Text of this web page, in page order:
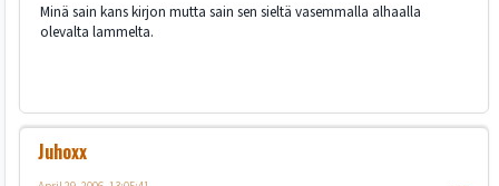
Minä sain kans kirjon mutta sain sen sieltä vasemmalla alhaalla
olevalta lammelta.
Juhoxx